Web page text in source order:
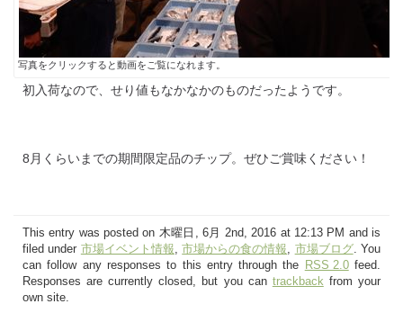
写真をクリックすると動画をご覧になれます。
初入荷なので、せり値もなかなかのものだったようです。
8月くらいまでの期間限定品のチップ。ぜひご賞味ください！
This entry was posted on 木曜日, 6月 2nd, 2016 at 12:13 PM and is
filed under 市場イベント情報,市場からの食の情報, 市場ブログ. You
can follow any responses to this entry through the
RSS 2.0feed.
Responses are currently closed, but you can trackbackfrom your
own site.